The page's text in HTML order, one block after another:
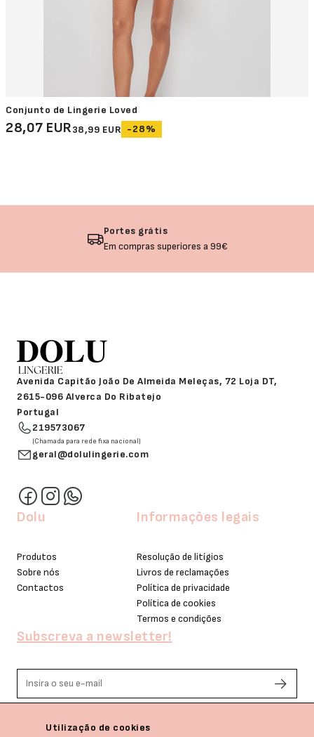
Conjunto de Lingerie Loved
28,07 EUR38,99 EUR -28%
Devolução garantida
Não gostou? Troque o seu produto!
Avenida Capitão João De Almeida Meleças, 72 Loja DT,
2615-096 Alverca Do Ribatejo
Portugal
219573067
(Chamada para rede fixa nacional)
geral@dolulingerie.com
Dolu
Produtos
Sobre nós
Contactos
Informações legais
Resolução de litígios
Livros de reclamações
Política de privacidade
Política de cookies
Termos e condições
Subscreva a newsletter!
Utilização de cookies